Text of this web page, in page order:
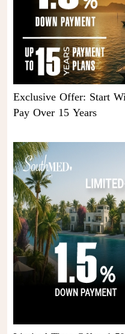
Exclusive Offer: Start
Pay Over 15 Years